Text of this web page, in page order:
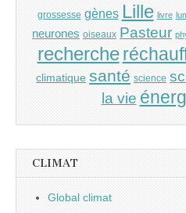
grossesse gènes Lille livre
neurones oiseaux Pasteur
recherche
climatique santé science
la vie
CLIMAT
Global climat